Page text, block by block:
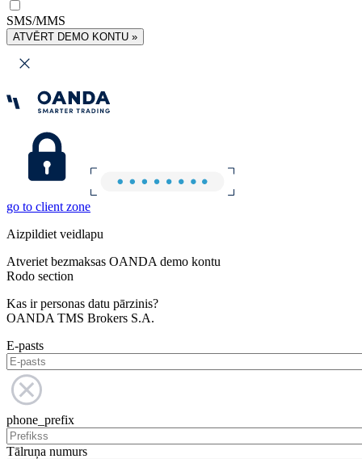
SMS/MMS
ATVĒRT DEMO KONTU »
go to client zone
Aizpildiet veidlapu
Atveriet bezmaksas OANDA demo kontu
Rodo section
Kas ir personas datu pārzinis?
OANDA TMS Brokers S.A.
E-pasts
phone_prefix
Tālruņa numurs